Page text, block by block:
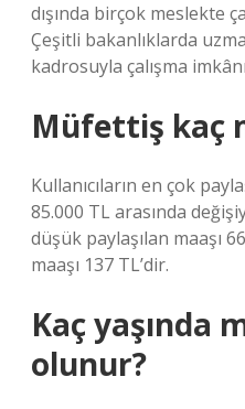
dışında birçok meslekte
Çeşitli bakanlıklarda
kadrosuyla çalışma
Müfettiş kaç
Kullanıcıların en çok
85.000 TL arasında
düşük paylaşılan maaşı
maaşı 137 TL’dir.
Kaç yaşında
olunur?